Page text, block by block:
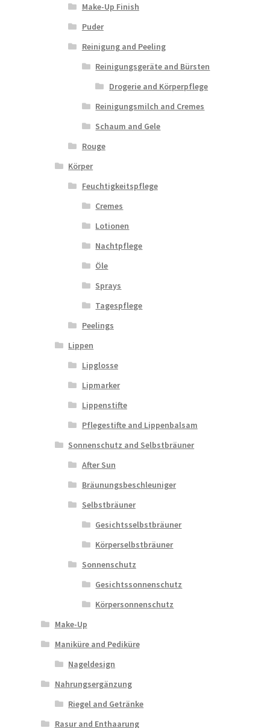
Make-Up Finish
Puder
Reinigung and Peeling
Reinigungsgeräte and Bürsten
Drogerie and Körperpflege
Reinigungsmilch and Cremes
Schaum and Gele
Rouge
Körper
Feuchtigkeitspflege
Cremes
Lotionen
Nachtpflege
Öle
Sprays
Tagespflege
Peelings
Lippen
Lipglosse
Lipmarker
Lippenstifte
Pflegestifte and Lippenbalsam
Sonnenschutz and Selbstbräuner
After Sun
Bräunungsbeschleuniger
Selbstbräuner
Gesichtsselbstbräuner
Körperselbstbräuner
Sonnenschutz
Gesichtssonnenschutz
Körpersonnenschutz
Make-Up
Maniküre and Pediküre
Nageldesign
Nahrungsergänzung
Riegel and Getränke
Rasur and Enthaarung